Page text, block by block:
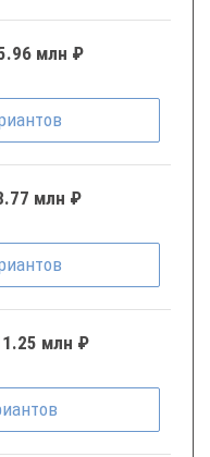
млн ₽
млн ₽
млн ₽